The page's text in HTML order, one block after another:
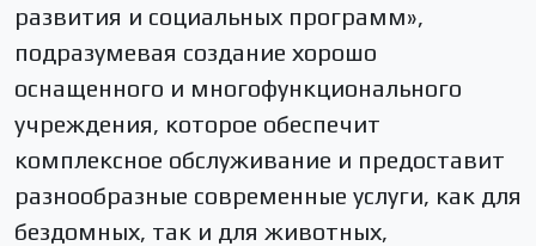
развития и социальных программ»,
подразумевая создание хорошо
оснащенного и многофункционального
учреждения, которое обеспечит
комплексное обслуживание и предоставит
разнообразные современные услуги, как для
бездомных, так и для животных,